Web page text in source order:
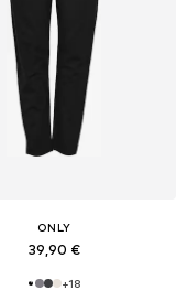
ONLY
39,90 €
+18